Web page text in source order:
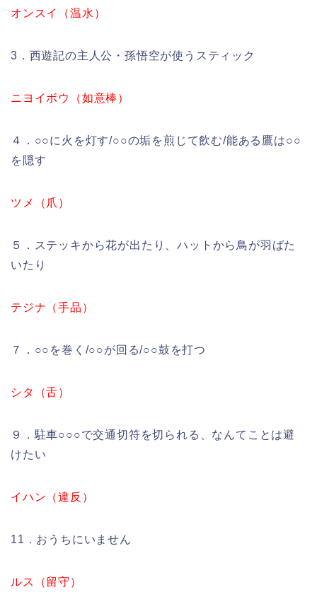
オンスイ（温水）
3．西遊記の主人公・孫悟空が使うスティック
ニヨイボウ（如意棒）
４．○○に火を灯す/○○の垢を煎じて飲む/能ある鷹は○○
を隠す
ツメ（爪）
５．ステッキから花が出たり、ハットから鳥が羽ばた
いたり
テジナ（手品）
７．○○を巻く/○○が回る/○○鼓を打つ
シタ（舌）
９．駐車○○○で交通切符を切られる、なんてことは避
けたい
イハン（違反）
11．おうちにいません
ルス（留守）